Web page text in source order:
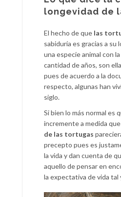
longevidad de
El hecho de que las
sabiduría es gracias a su
una especie animal con
cantidad de años, son
pues de acuerdo a la
respecto, algunas han
siglo.
Si bien lo más normal es
incremente a medida
de las tortugas
precepto pues es
la vida y dan cuenta de
aquello de pensar en
la expectativa de vida tal